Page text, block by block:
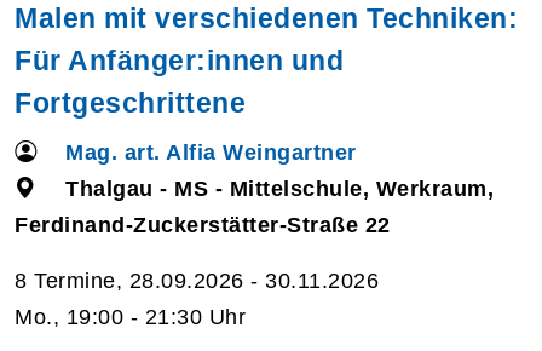
Malen mit verschiedenen Techniken:
Für Anfänger:innen und
Fortgeschrittene
Mag. art. Alfia Weingartner
Thalgau - MS - Mittelschule, Werkraum,
Ferdinand-Zuckerstätter-Straße 22
8 Termine, 28.09.2026 - 30.11.2026
Mo., 19:00 - 21:30 Uhr